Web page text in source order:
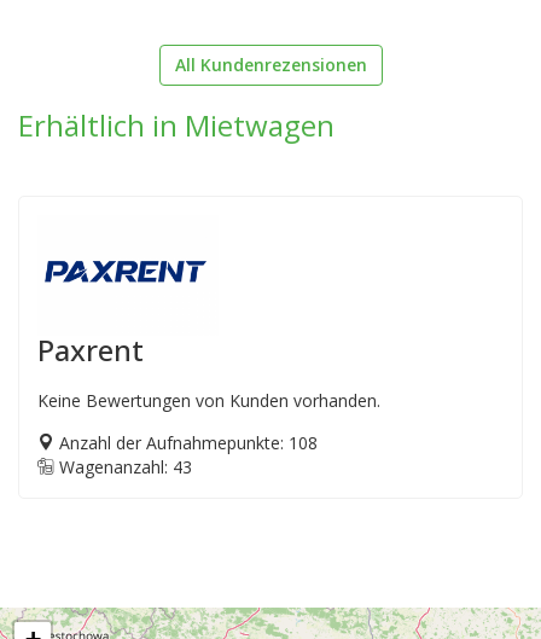
All Kundenrezensionen
Erhältlich in Mietwagen
Paxrent
Keine Bewertungen von Kunden vorhanden.
Anzahl der Aufnahmepunkte: 108
Wagenanzahl: 43